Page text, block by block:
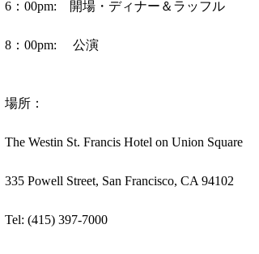
6：00pm:    開場・ディナー＆ラッフル
8：00pm:     公演
場所：
The Westin St. Francis Hotel on Union Square
335 Powell Street, San Francisco, CA 94102
Tel: (415) 397-7000